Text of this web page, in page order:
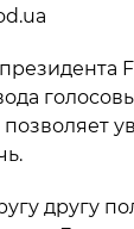
другу